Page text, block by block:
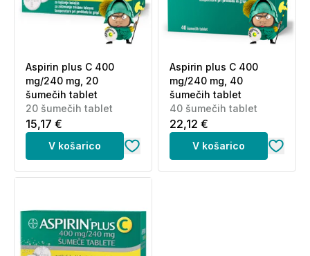
Aspirin plus C 400
mg/240 mg, 20
šumečih tablet
20 šumečih tablet
15,17 €
V košarico
Aspirin plus C 400
mg/240 mg, 40
šumečih tablet
40 šumečih tablet
22,12 €
V košarico